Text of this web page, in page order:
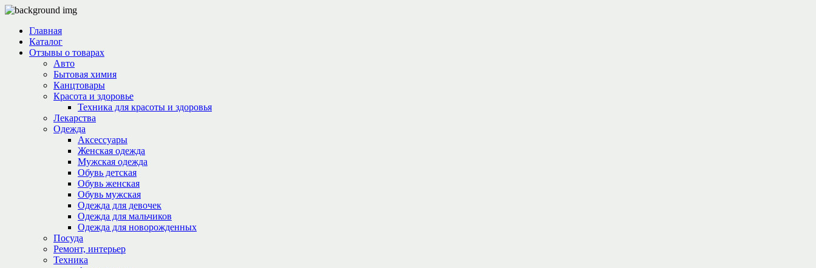
Главная
Каталог
Отзывы о товарах
Авто
Бытовая химия
Канцтовары
Красота и здоровье
Техника для красоты и здоровья
Лекарства
Одежда
Аксессуары
Женская одежда
Мужская одежда
Обувь детская
Обувь женская
Обувь мужская
Одежда для девочек
Одежда для мальчиков
Одежда для новорожденных
Посуда
Ремонт, интерьер
Техника